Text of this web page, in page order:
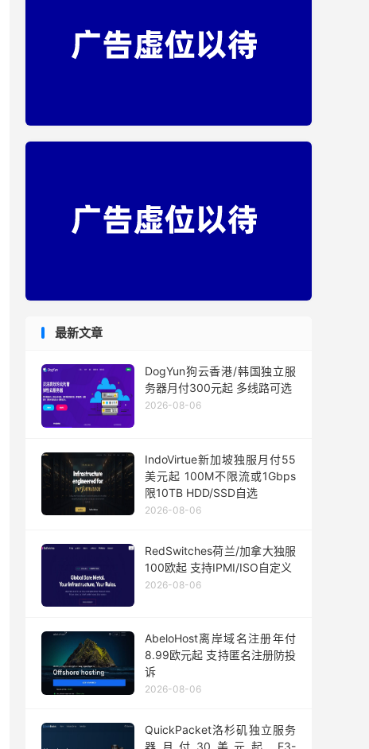
最新文章
DogYun狗云香港/韩国独立服
务器月付300元起 多线路可选
2026-08-06
IndoVirtue新加坡独服月付55
美元起 100M不限流或1Gbps
限10TB HDD/SSD自选
2026-08-06
RedSwitches荷兰/加拿大独服
100欧起 支持IPMI/ISO自定义
2026-08-06
AbeloHost离岸域名注册年付
8.99欧元起 支持匿名注册防投
诉
2026-08-06
QuickPacket洛杉矶独立服务